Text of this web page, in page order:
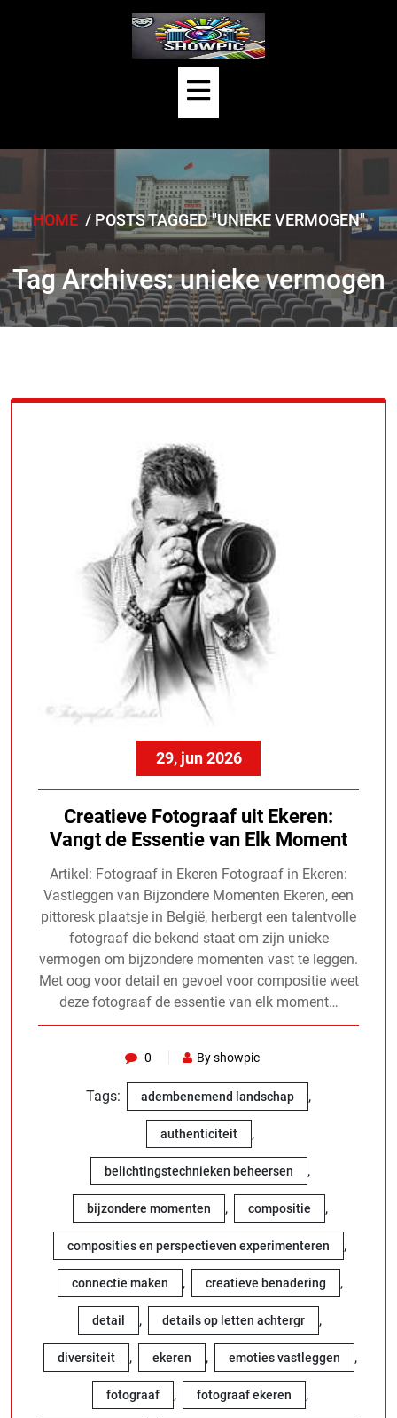
Open
Button
HOME/ POSTS TAGGED "UNIEKE VERMOGEN"
Tag Archives: unieke vermogen
29, jun 2026
Creatieve Fotograaf uit Ekeren:
Vangt de Essentie van Elk Moment
Artikel: Fotograaf in Ekeren Fotograaf in Ekeren:
Vastleggen van Bijzondere Momenten Ekeren, een
pittoresk plaatsje in België, herbergt een talentvolle
fotograaf die bekend staat om zijn unieke
vermogen om bijzondere momenten vast te leggen.
Met oog voor detail en gevoel voor compositie weet
deze fotograaf de essentie van elk moment…
0 By showpic
Tags: adembenemend landschap ,
authenticiteit ,
belichtingstechnieken beheersen ,
bijzondere momenten , compositie ,
composities en perspectieven experimenteren ,
connectie maken , creatieve benadering ,
detail , details op letten achtergr ,
diversiteit , ekeren , emoties vastleggen ,
fotograaf , fotograaf ekeren ,